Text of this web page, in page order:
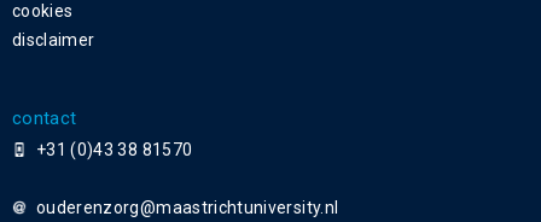
cookies
disclaimer
contact
+31 (0)43 38 81570
ouderenzorg